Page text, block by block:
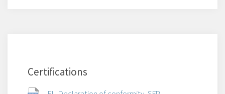
Certifications